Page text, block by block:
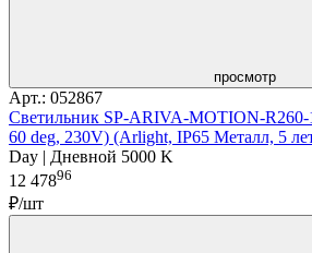
просмотр
Арт.: 052867
Светильник SP-ARIVA-MOTION-
60 deg, 230V) (Arlight, IP65 Металл, 5
Day | Дневной 5000 K
12 47896
₽/шт